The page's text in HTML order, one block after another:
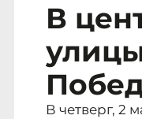
В
В четверг, 2